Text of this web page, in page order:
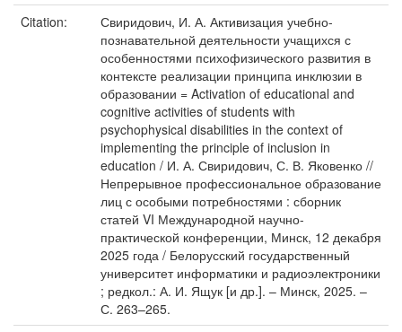
Citation:
Свиридович, И. А. Активизация учебно-
познавательной деятельности учащихся с
особенностями психофизического развития в
контексте реализации принципа инклюзии в
образовании = Activation of educational and
cognitive activities of students with
psychophysical disabilities in the context of
implementing the principle of inclusion in
education / И. А. Свиридович, С. В. Яковенко //
Непрерывное профессиональное образование
лиц с особыми потребностями : сборник
статей VI Международной научно-
практической конференции, Минск, 12 декабря
2025 года / Белорусский государственный
университет информатики и радиоэлектроники
; редкол.: А. И. Ящук [и др.]. – Минск, 2025. –
С. 263–265.